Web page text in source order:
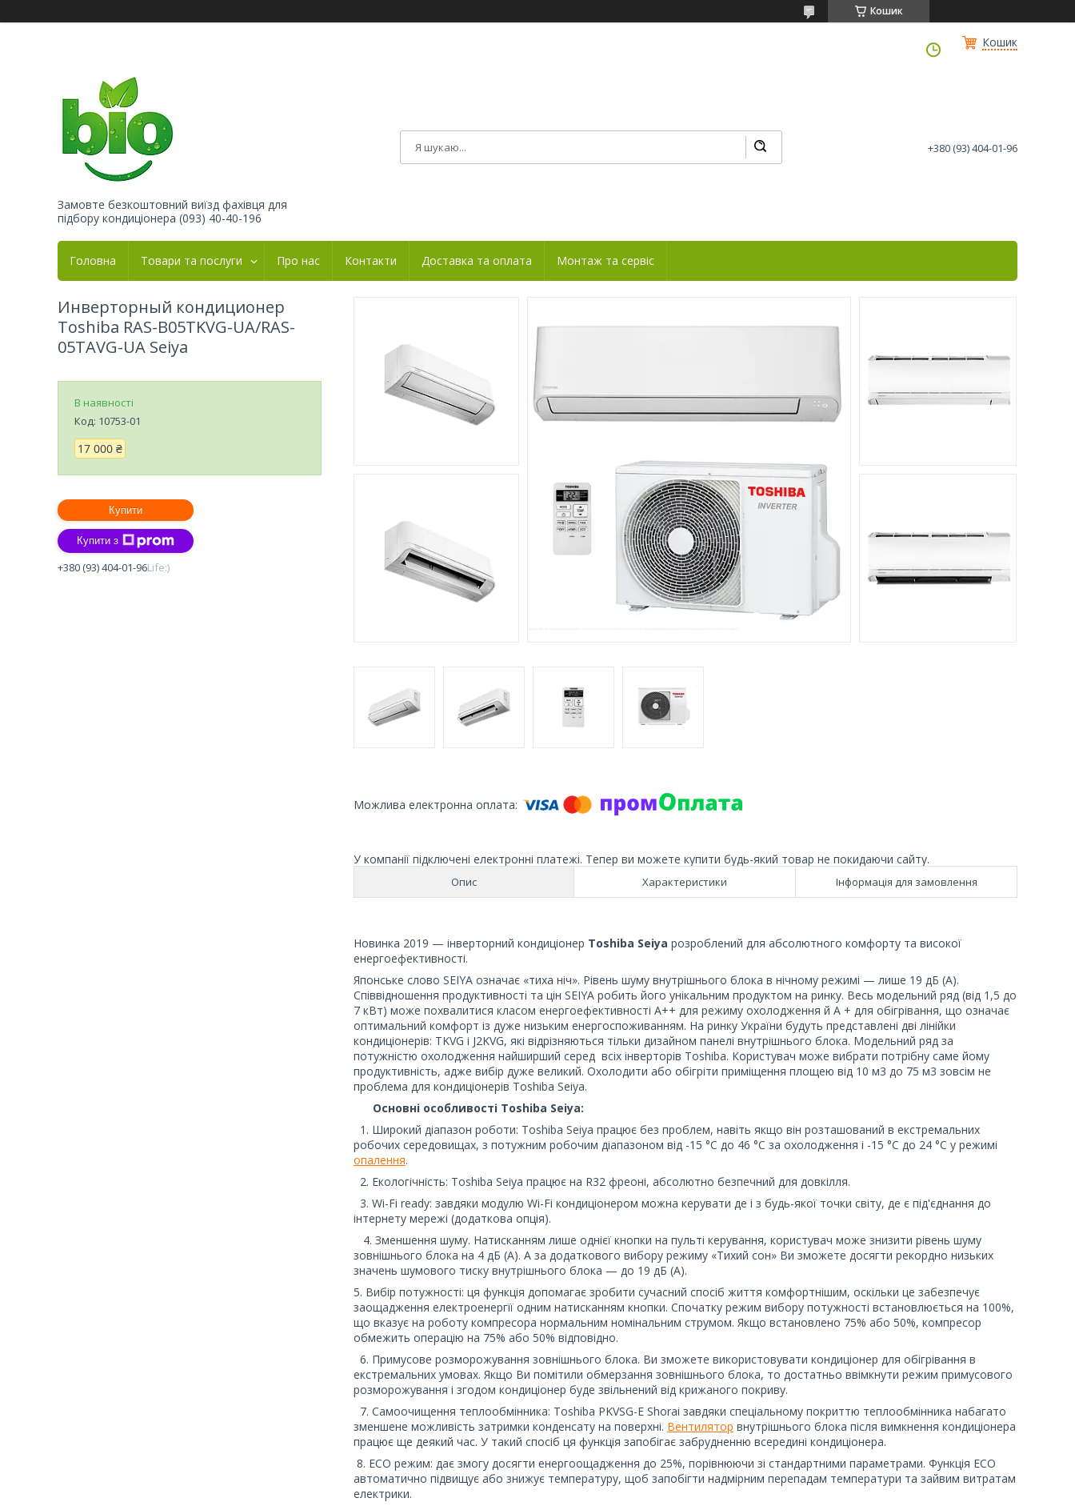
Кошик
Кошик
Замовте безкоштовний виїзд фахівця для
підбору кондиціонера (093) 40-40-196
+380 (93) 404-01-96
Головна Товари та послуги Про нас Контакти Доставка та оплата Монтаж та сервіс
У компанії підключені електронні платежі. Тепер ви можете купити будь-який товар не покидаючи сайту.
Опис Характеристики Інформація для замовлення
Новинка 2019 — інверторний кондиціонер Toshiba Seiya розроблений для абсолютного комфорту та високої
енергоефективності.
Японське слово SEIYA означає «тиха ніч». Рівень шуму внутрішнього блока в нічному режимі — лише 19 дБ (А).
Співвідношення продуктивності та цін SEIYA робить його унікальним продуктом на ринку. Весь модельний ряд (від 1,5 до
7 кВт) може похвалитися класом енергоефективності A++ для режиму охолодження й A + для обігрівання, що означає
оптимальний комфорт із дуже низьким енергоспоживанням. На ринку України будуть представлені дві лінійки
кондиціонерів: TKVG і J2KVG, які відрізняються тільки дизайном панелі внутрішнього блока. Модельний ряд за
потужністю охолодження найширший серед всіх інверторів Toshiba. Користувач може вибрати потрібну саме йому
продуктивність, адже вибір дуже великий. Охолодити або обігріти приміщення площею від 10 м3 до 75 м3 зовсім не
проблема для кондиціонерів Toshiba Seiya.
Основні особливості Toshiba Seiya:
1. Широкий діапазон роботи: Toshiba Seiya працює без проблем, навіть якщо він розташований в екстремальних
робочих середовищах, з потужним робочим діапазоном від -15 °C до 46 °C за охолодження і -15 °C до 24 °C у режимі
опалення.
2. Екологічність: Toshiba Seiya працює на R32 фреоні, абсолютно безпечний для довкілля.
3. Wi-Fi ready: завдяки модулю Wi-Fi кондиціонером можна керувати де і з будь-якої точки світу, де є під'єднання до
інтернету мережі (додаткова опція).
4. Зменшення шуму. Натисканням лише однієї кнопки на пульті керування, користувач може знизити рівень шуму
зовнішнього блока на 4 дБ (А). А за додаткового вибору режиму «Тихий сон» Ви зможете досягти рекордно низьких
значень шумового тиску внутрішнього блока — до 19 дБ (А).
5. Вибір потужності: ця функція допомагає зробити сучасний спосіб життя комфортнішим, оскільки це забезпечує
заощадження електроенергії одним натисканням кнопки. Спочатку режим вибору потужності встановлюється на 100%,
що вказує на роботу компресора нормальним номінальним струмом. Якщо встановлено 75% або 50%, компресор
обмежить операцію на 75% або 50% відповідно.
6. Примусове розморожування зовнішнього блока. Ви зможете використовувати кондиціонер для обігрівання в
екстремальних умовах. Якщо Ви помітили обмерзання зовнішнього блока, то достатньо ввімкнути режим примусового
розморожування і згодом кондиціонер буде звільнений від крижаного покриву.
7. Самоочищення теплообмінника: Toshiba PKVSG-E Shorai завдяки спеціальному покриттю теплообмінника набагато
зменшене можливість затримки конденсату на поверхні. Вентилятор внутрішнього блока після вимкнення кондиціонера
працює ще деякий час. У такий спосіб ця функція запобігає забрудненню всередині кондиціонера.
8. ECO режим: дає змогу досягти енергоощадження до 25%, порівнюючи зі стандартними параметрами. Функція ECO
автоматично підвищує або знижує температуру, щоб запобігти надмірним перепадам температури та зайвим витратам
електрики.
Инверторный кондиционер
Toshiba RAS-B05TKVG-UA/RAS-
05TAVG-UA Seiya
В наявності
Код: 10753-01
17 000 ₴
Купити
Купити з
+380 (93) 404-01-96Life:)